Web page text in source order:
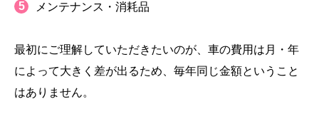
メンテナンス・消耗品
最初にご理解していただきたいのが、車の費用は月・年
によって大きく差が出るため、毎年同じ金額ということ
はありません。